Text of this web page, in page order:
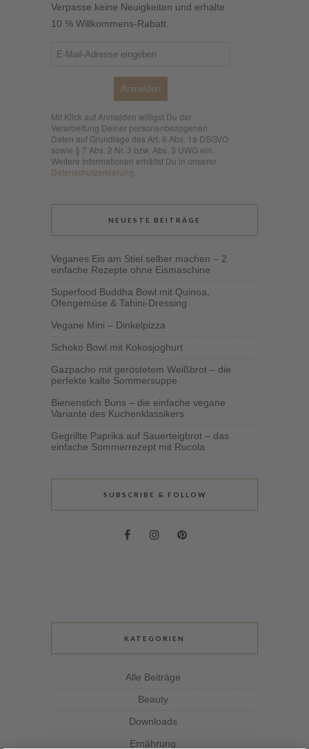
Verpasse keine Neuigkeiten und erhalte
10 % Willkommens-Rabatt.
Anmelden
Mit Klick auf Anmelden willigst Du der
Verarbeitung Deiner personenbezogenen
Daten auf Grundlage des Art. 6 Abs. 1a DSGVO
sowie § 7 Abs. 2 Nr. 3 bzw. Abs. 3 UWG ein.
Weitere Informationen erhältst Du in unserer
Datenschutzerklärung
NEUESTE BEITRÄGE
Veganes Eis am Stiel selber machen – 2
einfache Rezepte ohne Eismaschine
Superfood Buddha Bowl mit Quinoa,
Ofengemüse & Tahini-Dressing
Vegane Mini – Dinkelpizza
Schoko Bowl mit Kokosjoghurt
Gazpacho mit geröstetem Weißbrot – die
perfekte kalte Sommersuppe
Bienenstich Buns – die einfache vegane
Variante des Kuchenklassikers
Gegrillte Paprika auf Sauerteigbrot – das
einfache Sommerrezept mit Rucola
SUBSCRIBE & FOLLOW
KATEGORIEN
Alle Beiträge
Beauty
Downloads
Ernährung